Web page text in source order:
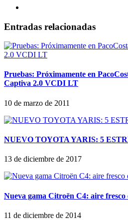
Entradas relacionadas
Pruebas: Próximamente en
Captiva 2.0 VCDI LT
10 de marzo de 2011
NUEVO TOYOTA YARIS: 5
13 de diciembre de 2017
Nueva gama Citroën C4: aire fresco
11 de diciembre de 2014